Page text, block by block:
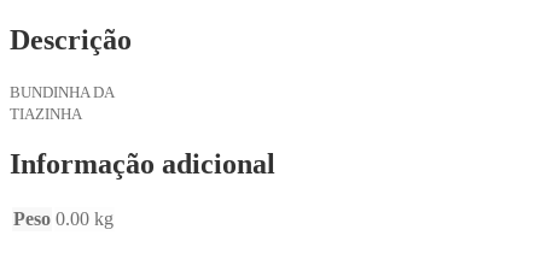
Descrição
BUNDINHA DA
TIAZINHA
Informação adicional
Peso 0.00 kg